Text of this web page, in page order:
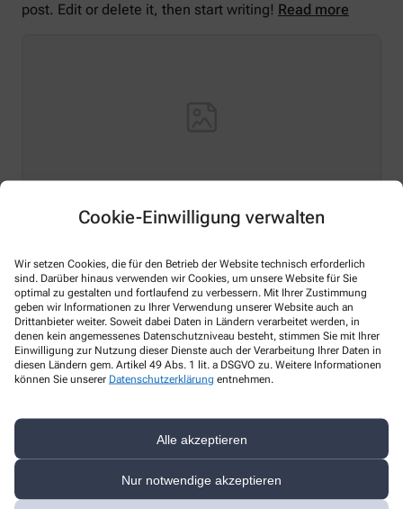
Cookie-Einwilligung verwalten
Wir setzen Cookies, die für den Betrieb der Website technisch erforderlich
sind. Darüber hinaus verwenden wir Cookies, um unsere Website für Sie
optimal zu gestalten und fortlaufend zu verbessern. Mit Ihrer Zustimmung
geben wir Informationen zu Ihrer Verwendung unserer Website auch an
Drittanbieter weiter. Soweit dabei Daten in Ländern verarbeitet werden, in
denen kein angemessenes Datenschutzniveau besteht, stimmen Sie mit Ihrer
Einwilligung zur Nutzung dieser Dienste auch der Verarbeitung Ihrer Daten in
diesen Ländern gem. Artikel 49 Abs. 1 lit. a DSGVO zu. Weitere Informationen
können Sie unserer Datenschutzerklärung entnehmen.
Alle akzeptieren
Nur notwendige akzeptieren
post. Edit or delete it, then start writing! Read more
Welcome to WordPress on Azure Sites. This is your first
post. Edit or delete it, then start writing!
Mehr Lesen
Deutschherrenstr. 189,53179 Bonn